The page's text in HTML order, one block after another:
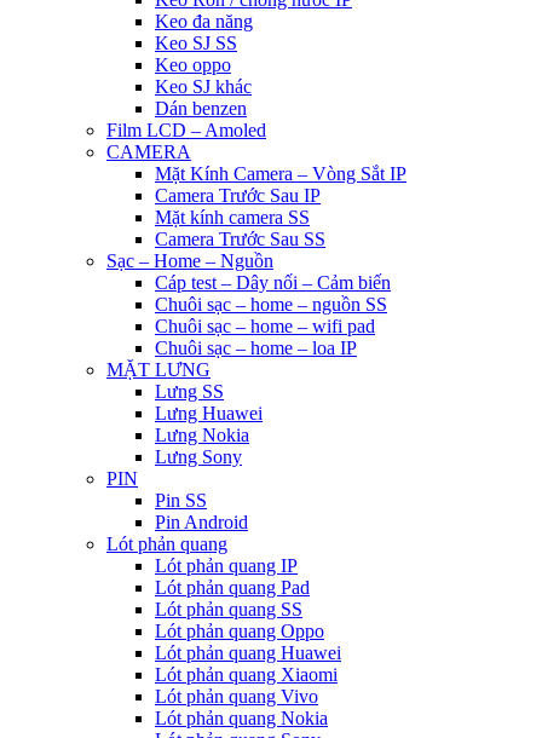
Keo đa năng
Keo SJ SS
Keo oppo
Keo SJ khác
Dán benzen
Film LCD – Amoled
CAMERA
Mặt Kính Camera – Vòng Sắt IP
Camera Trước Sau IP
Mặt kính camera SS
Camera Trước Sau SS
Sạc – Home – Nguồn
Cáp test – Dây nối – Cảm biến
Chuôi sạc – home – nguồn SS
Chuôi sạc – home – wifi pad
Chuôi sạc – home – loa IP
MẶT LƯNG
Lưng SS
Lưng Huawei
Lưng Nokia
Lưng Sony
PIN
Pin SS
Pin Android
Lót phản quang
Lót phản quang IP
Lót phản quang Pad
Lót phản quang SS
Lót phản quang Oppo
Lót phản quang Huawei
Lót phản quang Xiaomi
Lót phản quang Vivo
Lót phản quang Nokia